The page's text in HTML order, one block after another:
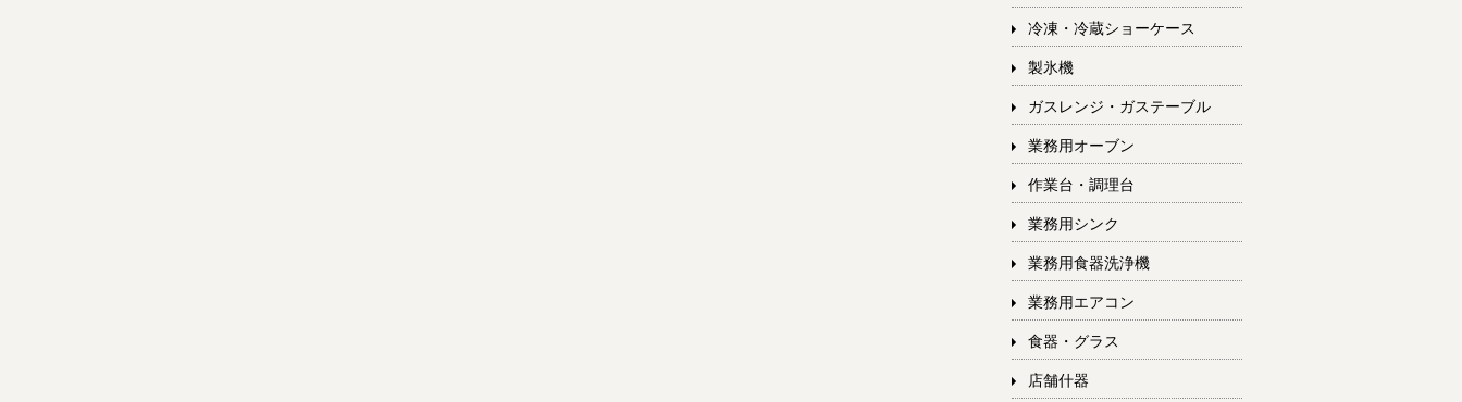
冷凍・冷蔵ショーケース
製氷機
ガスレンジ・ガステーブル
業務用オーブン
作業台・調理台
業務用シンク
業務用食器洗浄機
業務用エアコン
食器・グラス
店舗什器